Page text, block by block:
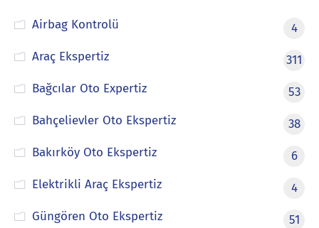
Airbag Kontrolü
4
Araç Ekspertiz
311
Bağcılar Oto Expertiz
53
Bahçelievler Oto Ekspertiz
38
Bakırköy Oto Ekspertiz
6
Elektrikli Araç Ekspertiz
4
Güngören Oto Ekspertiz
51